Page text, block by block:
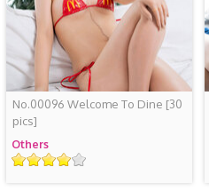
No.00096 Welcome To Dine [30
pics]
Others
评